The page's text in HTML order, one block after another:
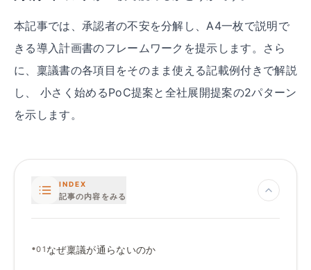
本記事では、承認者の不安を分解し、A4一枚で説明で
きる導入計画書のフレームワークを提示します。さら
に、稟議書の各項目をそのまま使える記載例付きで解説
し、 小さく始めるPoC提案と全社展開提案の2パターン
を示します。
INDEX
記事の内容をみる
•01 なぜ稟議が通らないのか